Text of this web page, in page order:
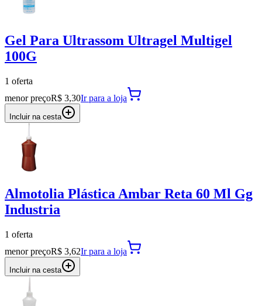
Gel Para Ultrassom Ultragel Multigel
100G
1 oferta
menor preçoR$ 3,30Ir para a loja
Incluir na cesta
Almotolia Plástica Ambar Reta 60 Ml Gg
Industria
1 oferta
menor preçoR$ 3,62Ir para a loja
Incluir na cesta